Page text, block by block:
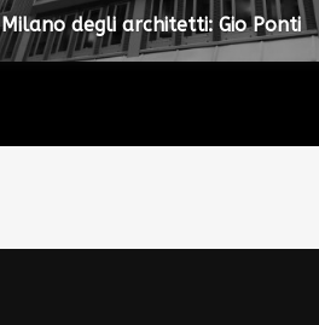
Milano degli architetti: Gio Ponti